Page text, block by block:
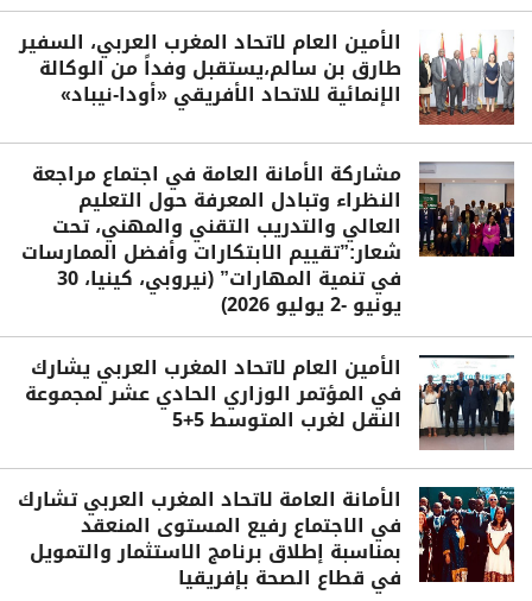
الأمين العام لاتحاد المغرب العربي، السفير
طارق بن سالم،يستقبل وفداً من الوكالة
الإنمائية للاتحاد الأفريقي «أودا-نيباد»
مشاركة الأمانة العامة في اجتماع مراجعة
النظراء وتبادل المعرفة حول التعليم
العالي والتدريب التقني والمهني، تحت
شعار:”تقييم الابتكارات وأفضل الممارسات
في تنمية المهارات” (نيروبي، كينيا، 30
يونيو -2 يوليو 2026)
الأمين العام لاتحاد المغرب العربي يشارك
في المؤتمر الوزاري الحادي عشر لمجموعة
النقل لغرب المتوسط 5+5
الأمانة العامة لاتحاد المغرب العربي تشارك
في الاجتماع رفيع المستوى المنعقد
بمناسبة إطلاق برنامج الاستثمار والتمويل
في قطاع الصحة بإفريقيا